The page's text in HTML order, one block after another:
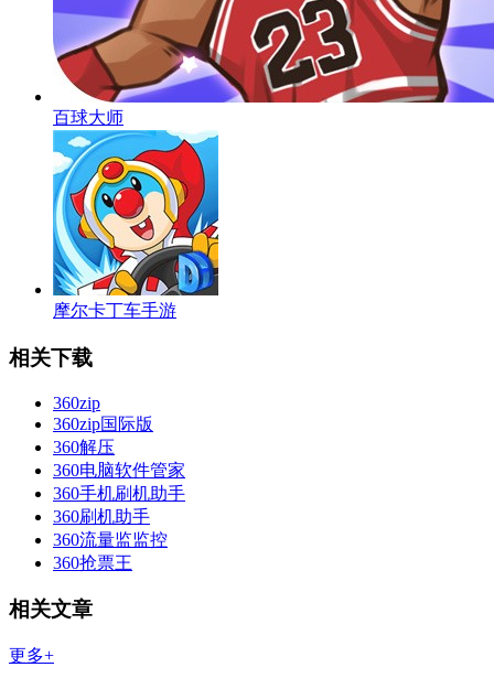
百球大师
摩尔卡丁车手游
相关下载
360zip
360zip国际版
360解压
360电脑软件管家
360手机刷机助手
360刷机助手
360流量监监控
360抢票王
相关文章
更多+